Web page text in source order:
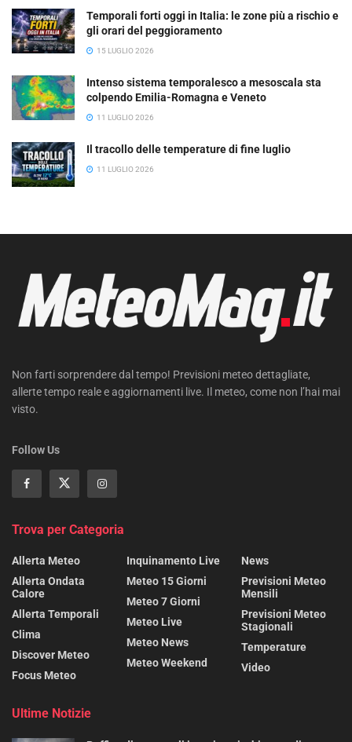
Temporali forti oggi in Italia: le zone più a rischio e
gli orari del peggioramento
15 LUGLIO 2026
Intenso sistema temporalesco a mesoscala sta
colpendo Emilia-Romagna e Veneto
11 LUGLIO 2026
Il tracollo delle temperature di fine luglio
11 LUGLIO 2026
Non farti sorprendere dal tempo! Previsioni meteo dettagliate,
allerte tempo reale e aggiornamenti live. Il meteo, come non l’hai mai
visto.
Follow Us
Trova per Categoria
Allerta Meteo
Allerta Ondata
Calore
Allerta Temporali
Clima
Discover Meteo
Focus Meteo
Inquinamento Live
Meteo 15 Giorni
Meteo 7 Giorni
Meteo Live
Meteo News
Meteo Weekend
News
Previsioni Meteo
Mensili
Previsioni Meteo
Stagionali
Temperature
Video
Ultime Notizie